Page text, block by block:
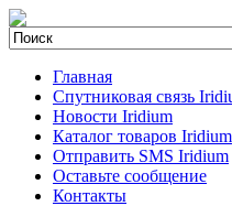
Главная
Спутниковая связь
Новости Iridium
Каталог товаров Iridium
Отправить SMS Iridium
Оставьте сообщение
Контакты